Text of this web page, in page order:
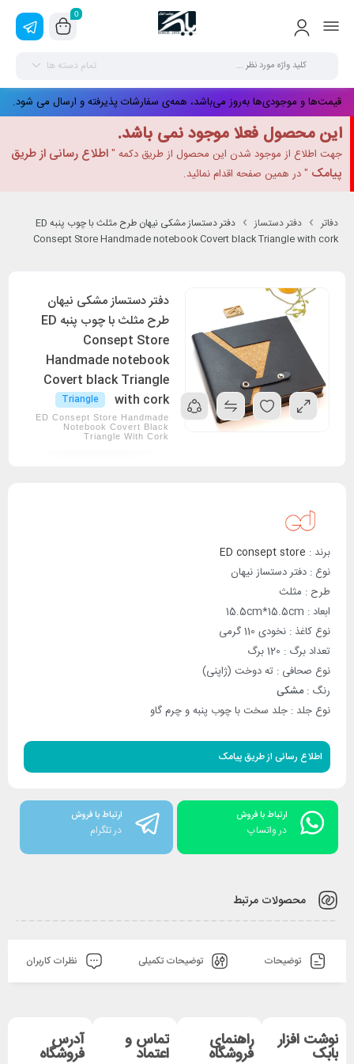
0
تمام دسته ها
قیمت‌ها و موجودی‌ها به‌روز می‌باشد، همه‌ی سفارشات پذیرفته و ارسال می شود.
این محصول فعلا موجود نمی باشد.
جهت اطلاع از موجود شدن این محصول از طریق دکمه "اطلاع رسانی از طریق
پیامک " در همین صفحه اقدام نمائید.
دفاتر دفتر دستساز
دفتر دستساز مشکی نیهان طرح مثلث با چوب پنبه ED
Consept Store Handmade notebook Covert black Triangle with cork
دفتر دستساز مشکی نیهان
طرح مثلث با چوب پنبه ED
Consept Store
Handmade notebook
Covert black Triangle
with cork
Triangle
ED Consept Store Handmade
Notebook Covert Black
Triangle With Cork
برند : ED consept store
نوع : دفتر دستساز نیهان
طرح : مثلث
ابعاد : 15.5cm*15.5cm
نوع کاغذ : نخودی 110 گرمی
تعداد برگ : 120 برگ
نوع صحافی : ته دوخت (ژاپنی)
رنگ :مشکی
نوع جلد : جلد سخت با چوب پنبه و چرم گاو
اطلاع رسانی از طریق پیامک
ارتباط با فروش
در واتساپ
ارتباط با فروش
در تلگرام
محصولات مرتبط
توضیحات توضیحات تکمیلی نظرات کاربران
نوشت افزار
بابک
راهنمای
فروشگاه
تماس و
اعتماد
آدرس
فروشگاه